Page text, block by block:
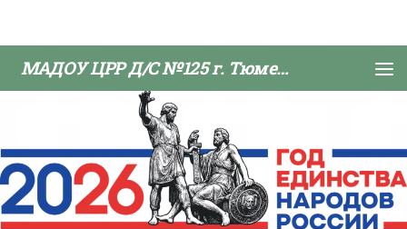
МАДОУ ЦРР Д/С №125 г. Тюмени